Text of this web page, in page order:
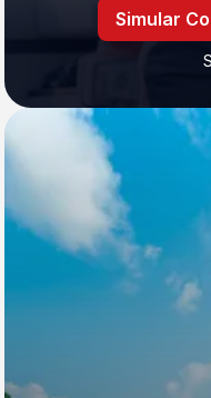
Simular